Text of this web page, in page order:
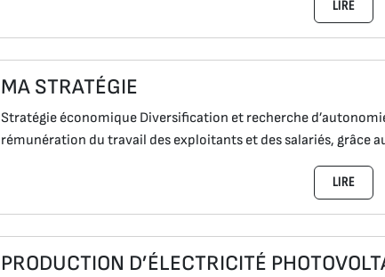
LIRE
MA STRATÉGIE
Stratégie économique Diversification et recherche
rémunération du travail des exploitants et des salariés, grâce
LIRE
PRODUCTION D’ÉLECTRICITÉ